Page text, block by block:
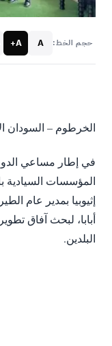
حجم الخط: A
A+
الخرطوم – السودان الآن | 4
في إطار مساعي
المؤسسات السيادية
إثيوبيا بمدير عام
أبابا، لبحث آفاق
البلدين.